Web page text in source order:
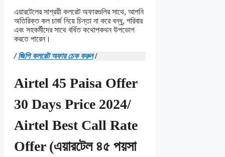
এয়ারটেলের সাশ্রয়ী কলরেট অফারগুলির সাথে, আপনি
অতিরিক্ত কল চার্জ নিয়ে চিন্তা না করে বন্ধু, পরিবার
এবং সহকর্মীদের সাথে বর্ধিত কথোপকথন উপভোগ
করতে পারেন।
/জিপি কলরেট অফার চেক করুন/
Airtel 45 Paisa Offer
30 Days Price 2024/
Airtel Best Call Rate
Offer (এয়ারটেল ৪৫ পয়সা